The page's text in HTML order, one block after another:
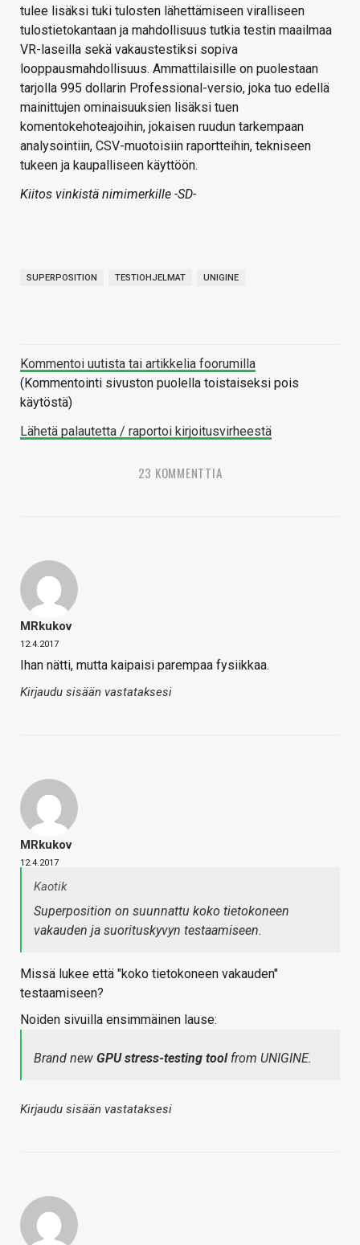
tulee lisäksi tuki tulosten lähettämiseen viralliseen
tulostietokantaan ja mahdollisuus tutkia testin maailmaa
VR-laseilla sekä vakaustestiksi sopiva
looppausmahdollisuus. Ammattilaisille on puolestaan
tarjolla 995 dollarin Professional-versio, joka tuo edellä
mainittujen ominaisuuksien lisäksi tuen
komentokehoteajoihin, jokaisen ruudun tarkempaan
analysointiin, CSV-muotoisiin raportteihin, tekniseen
tukeen ja kaupalliseen käyttöön.
Kiitos vinkistä nimimerkille -SD-
SUPERPOSITION TESTIOHJELMAT UNIGINE
Kommentoi uutista tai artikkelia foorumilla
(Kommentointi sivuston puolella toistaiseksi pois
käytöstä)
Lähetä palautetta / raportoi kirjoitusvirheestä
23 KOMMENTTIA
MRkukov
12.4.2017
Ihan nätti, mutta kaipaisi parempaa fysiikkaa.
Kirjaudu sisään vastataksesi
MRkukov
12.4.2017
Kaotik
Superposition on suunnattu koko tietokoneen
vakauden ja suorituskyvyn testaamiseen.
Missä lukee että "koko tietokoneen vakauden"
testaamiseen?
Noiden sivuilla ensimmäinen lause:
Brand new GPU stress-testing toolfrom UNIGINE.
Kirjaudu sisään vastataksesi